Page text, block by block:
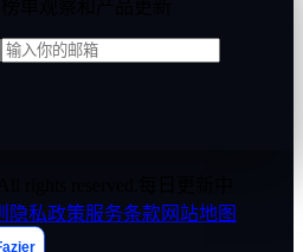
隐私政策服务条款网站地图